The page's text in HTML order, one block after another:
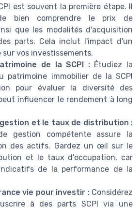
est souvent la première étape. Il
bien comprendre le prix de
que les modalités d'acquisition
parts. Cela inclut l'impact d'un
sur vos investissements.
de la SCPI :Étudiez la
patrimoine immobilier de la SCPI
pour évaluer la diversité des
influencer le rendement à long
et le taux de distribution :
gestion compétente assure la
des actifs. Gardez un œil sur le
et le taux d'occupation, car
de la performance de la
vie pour investir :Considérez
à des parts SCPI via une